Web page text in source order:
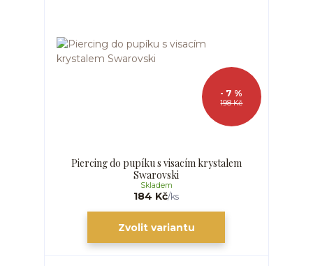
198 Kč
- 7 %
Piercing do pupíku s visacím krystalem
Swarovski
184 Kč/ks
Skladem
Zvolit variantu